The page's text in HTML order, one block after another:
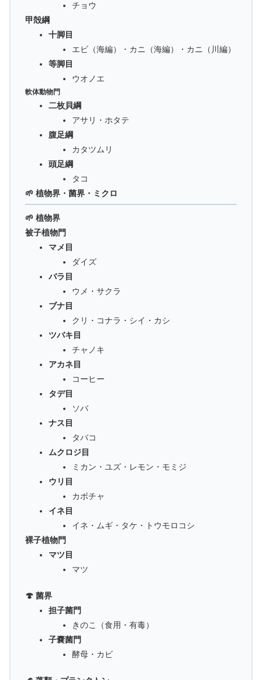
チョウ
甲殻綱
十脚目
エビ（海編）・カニ（海編）・カニ（川編）
等脚目
ウオノエ
軟体動物門
二枚貝綱
アサリ・ホタテ
腹足綱
カタツムリ
頭足綱
タコ
🌱 植物界・菌界・ミクロ
🌱 植物界
被子植物門
マメ目
ダイズ
バラ目
ウメ・サクラ
ブナ目
クリ・コナラ・シイ・カシ
ツバキ目
チャノキ
アカネ目
コーヒー
タデ目
ソバ
ナス目
タバコ
ムクロジ目
ミカン・ユズ・レモン・モミジ
ウリ目
カボチャ
イネ目
イネ・ムギ・タケ・トウモロコシ
裸子植物門
マツ目
マツ
🍄 菌界
担子菌門
きのこ（食用・有毒）
子嚢菌門
酵母・カビ